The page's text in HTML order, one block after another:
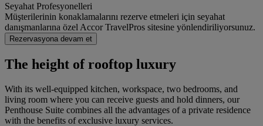
Seyahat Profesyonelleri
Müşterilerinin konaklamalarını rezerve etmeleri için seyahat
danışmanlarına özel Accor TravelPros sitesine yönlendiriliyorsunuz.
Rezervasyona devam et
The height of rooftop luxury
With its well-equipped kitchen, workspace, two bedrooms, and
living room where you can receive guests and hold dinners, our
Penthouse Suite combines all the advantages of a private residence
with the benefits of exclusive luxury services.